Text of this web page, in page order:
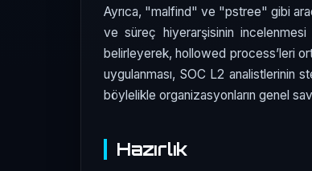
Ayrıca, "malfind" ve "pstree" gibi
ve süreç hiyerarşisinin
belirleyerek, hollowed process’leri
uygulanması, SOC L2 analistlerinin
böylelikle organizasyonların genel
Hazırlık